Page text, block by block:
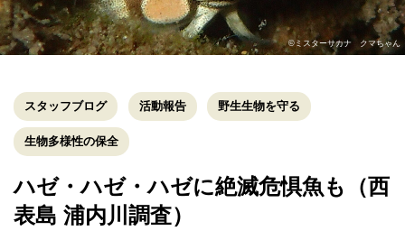
©ミスターサカナ クマちゃん
スタッフブログ 活動報告 野生生物を守る
生物多様性の保全
ハゼ・ハゼ・ハゼに絶滅危惧魚も（西
表島 浦内川調査）